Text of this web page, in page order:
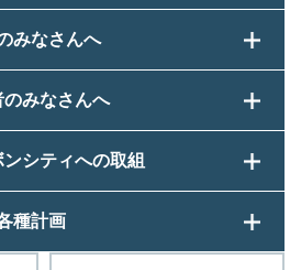
みなさんへ
のみなさんへ
シティへの取組
種計画